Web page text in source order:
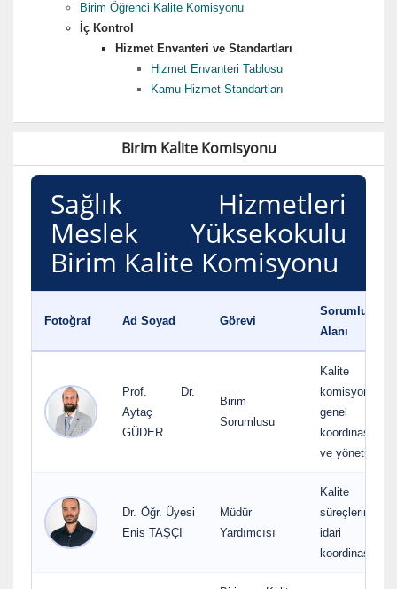
Birim Öğrenci Kalite Komisyonu
İç Kontrol
Hizmet Envanteri ve Standartları
Hizmet Envanteri Tablosu
Kamu Hizmet Standartları
Birim Kalite Komisyonu
Sağlık Hizmetleri
Meslek Yüksekokulu
Birim Kalite Komisyonu
Fotoğraf Ad Soyad Görevi
Sorumluluk
Alanı
Prof. Dr.
Aytaç
GÜDER
Birim
Sorumlusu
Kalite
komisyonunun
genel
koordinasyonu
ve yönetimi
Dr. Öğr. Üyesi
Enis TAŞÇI
Müdür
Yardımcısı
Kalite
süreçlerinin
idari
koordinasyonu